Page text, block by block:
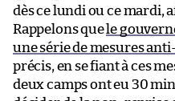
dès ce lundi ou ce mardi,
Rappelons quele
une série de mesures
précis, en se fiant à ces
deux camps ont eu 30